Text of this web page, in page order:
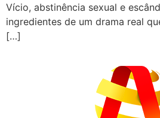
Vício, abstinência sexual e
ingredientes de um drama real
[…]